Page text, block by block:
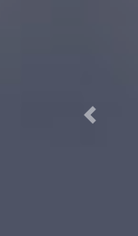
Previous